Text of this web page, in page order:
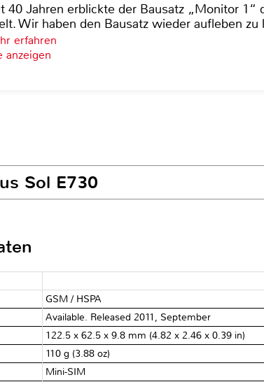
40 Jahren erblickte der Bausatz „Monitor 1“
Wir haben den Bausatz wieder aufleben zu
erfahren
anzeigen
Sol E730
GSM / HSPA
Available. Released 2011, September
122.5 x 62.5 x 9.8 mm (4.82 x 2.46 x 0.39 in)
110 g (3.88 oz)
Mini-SIM